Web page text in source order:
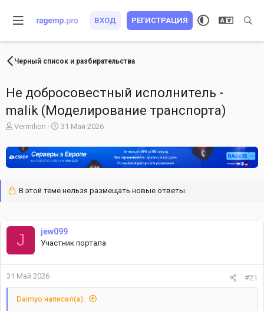
ВХОД РЕГИСТРАЦИЯ
Черный список и разбирательства
Не добросовестный исполнитель -
malik (Моделирование транспорта)
А
т
о
р
е
Vermilion
Д
т
а
н
ч
а
31 Май 2026
В этой теме нельзя размещать новые ответы.
J jew099
Участник портала
31 Май 2026 #21
Daimyo написал(а):